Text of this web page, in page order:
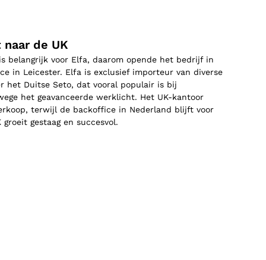
de UK
belangrijk voor Elfa, daarom opende het bedrijf in
in Leicester. Elfa is exclusief importeur van diverse
het Duitse Seto, dat vooral populair is bij
het geavanceerde werklicht. Het UK-kantoor
terwijl de backoffice in Nederland blijft voor
gestaag en succesvol.